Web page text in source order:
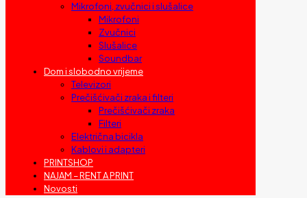
Mikrofoni, zvučnici i slušalice
Mikrofoni
Zvučnici
Slušalice
Soundbar
Dom i slobodno vrijeme
Televizori
Prečišćivači zraka i filteri
Prečišćivači zraka
Filteri
Električna bicikla
Kablovi i adapteri
PRINTSHOP
NAJAM – RENT A PRINT
Novosti